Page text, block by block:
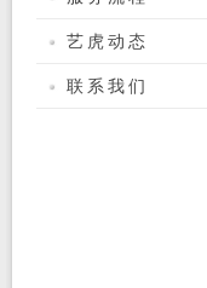
艺虎动态
联系我们